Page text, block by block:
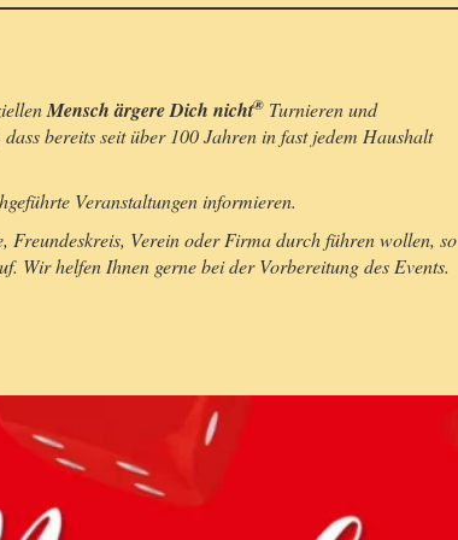
Mensch ärgere Dich nicht® Turnieren und
bereits seit über 100 Jahren in fast jedem Haushalt
Veranstaltungen informieren.
Verein oder Firma durch führen wollen, so
Wir helfen Ihnen gerne bei der Vorbereitung des Events.